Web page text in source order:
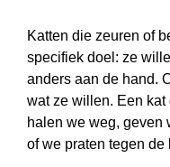
Katten die zeuren of
specifiek doel: ze
anders aan de hand.
wat ze willen. Een kat
halen we weg, geven
of we praten tegen de